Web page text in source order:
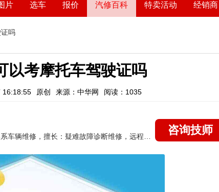
片 选车 报价 汽修百科 特卖活动 经销商
吗
以考摩托车驾驶证吗
16:18:55 原创 来源：中华网 阅读：1035
咨询技师